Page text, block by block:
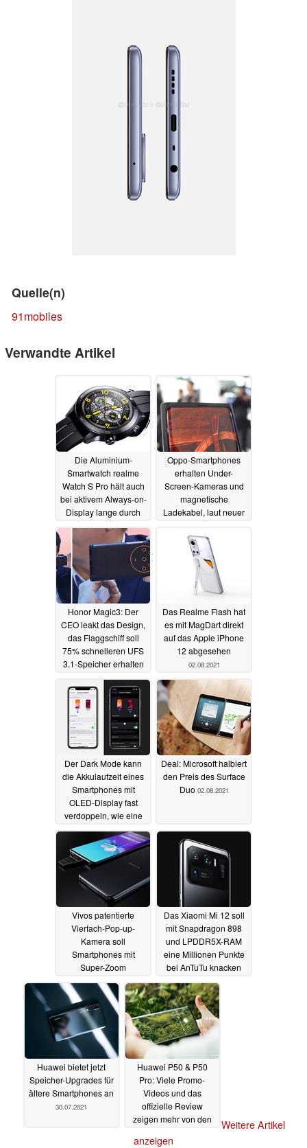
Quelle(n)
91mobiles
Verwandte Artikel
Die Aluminium-
Smartwatch realme
Watch S Pro hält auch
bei aktivem Always-on-
Display lange durch
17.08.2021
Oppo-Smartphones
erhalten Under-
Screen-Kameras und
magnetische
Ladekabel, laut neuer
Honor Magic3: Der
CEO leakt das Design,
das Flaggschiff soll
75% schnelleren UFS
3.1-Speicher erhalten
02.08.2021
Das Realme Flash hat
es mit MagDart direkt
auf das Apple iPhone
12 abgesehen
02.08.2021
Der Dark Mode kann
die Akkulaufzeit eines
Smartphones mit
OLED-Display fast
verdoppeln, wie eine
02.08.2021
Deal: Microsoft halbiert
den Preis des Surface
Duo 02.08.2021
Vivos patentierte
Vierfach-Pop-up-
Kamera soll
Smartphones mit
Super-Zoom
02.08.2021
Das Xiaomi Mi 12 soll
mit Snapdragon 898
und LPDDR5X-RAM
eine Millionen Punkte
bei AnTuTu knacken
30.07.2021
Huawei bietet jetzt
Speicher-Upgrades für
ältere Smartphones an
30.07.2021
Huawei P50 & P50
Pro: Viele Promo-
Videos und das
offizielle Review
zeigen mehr von den
Weitere Artikel
anzeigen